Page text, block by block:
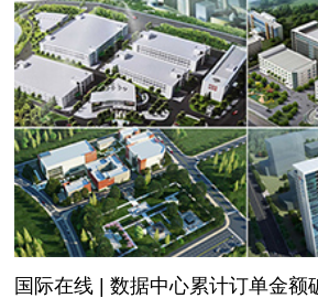
国际在线 | 数据中心累计订单金额